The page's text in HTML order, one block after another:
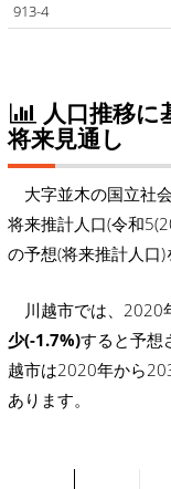
913-4
人口推移に
将来見通し
大字並木の国立社
将来推計人口(令和
の予想(将来推計人口)
川越市では、2020
少(-1.7%)すると予想
越市は2020年から
あります。